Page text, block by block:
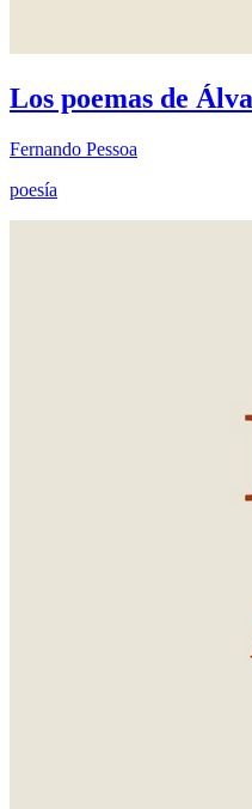
Los poemas de
Fernando Pessoa
poesía